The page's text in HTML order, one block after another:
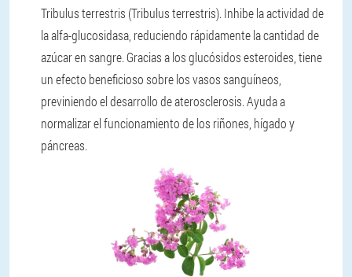
Tribulus terrestris (Tribulus terrestris). Inhibe la actividad de
la alfa-glucosidasa, reduciendo rápidamente la cantidad de
azúcar en sangre. Gracias a los glucósidos esteroides, tiene
un efecto beneficioso sobre los vasos sanguíneos,
previniendo el desarrollo de aterosclerosis. Ayuda a
normalizar el funcionamiento de los riñones, hígado y
páncreas.